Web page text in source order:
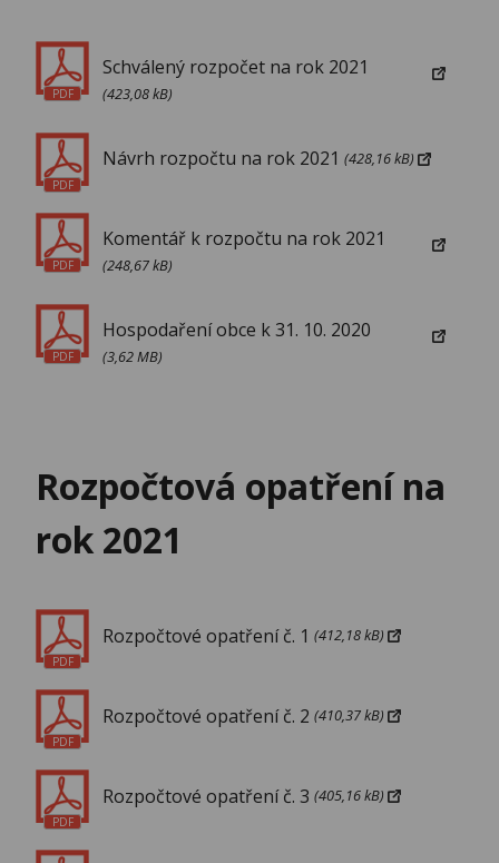
Schválený rozpočet na rok 2021
(423,08 kB)
PDF
Návrh rozpočtu na rok 2021 (428,16 kB)
PDF
Komentář k rozpočtu na rok 2021
(248,67 kB)
PDF
Hospodaření obce k 31. 10. 2020
(3,62 MB)
PDF
Rozpočtová opatření na
rok 2021
Rozpočtové opatření č. 1 (412,18 kB)
PDF
Rozpočtové opatření č. 2 (410,37 kB)
PDF
Rozpočtové opatření č. 3 (405,16 kB)
PDF